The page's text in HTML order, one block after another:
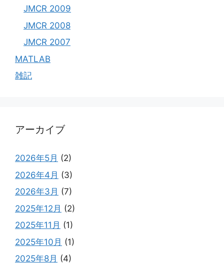
JMCR 2009
JMCR 2008
JMCR 2007
MATLAB
雑記
アーカイブ
2026年5月 (2)
2026年4月 (3)
2026年3月 (7)
2025年12月 (2)
2025年11月 (1)
2025年10月 (1)
2025年8月 (4)